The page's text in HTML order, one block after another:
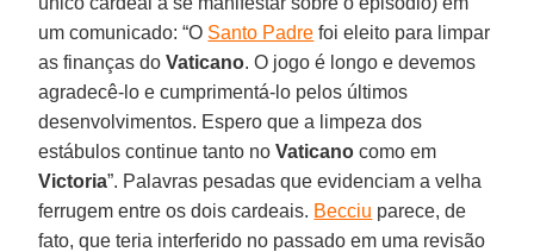
um comunicado: “O Santo Padre foi eleito para limpar
as finanças doVaticano. O jogo é longo e devemos
agradecê-lo e cumprimentá-lo pelos últimos
desenvolvimentos. Espero que a limpeza dos
estábulos continue tanto noVaticano como em
Victoria”. Palavras pesadas que evidenciam a velha
ferrugem entre os dois cardeais. Becciu parece, de
fato, que teria interferido no passado em uma revisão